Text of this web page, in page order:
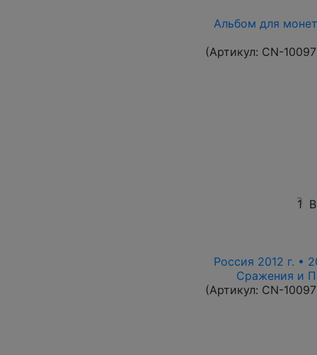
Альбом для
(Артикул: CN-
1
Россия 2012 г. •
Сражения и
(Артикул: CN-10097